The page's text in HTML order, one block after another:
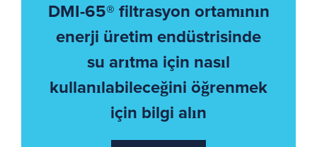
DMI-65® filtrasyon ortamının
enerji üretim endüstrisinde
su arıtma için nasıl
kullanılabileceğini öğrenmek
için bilgi alın